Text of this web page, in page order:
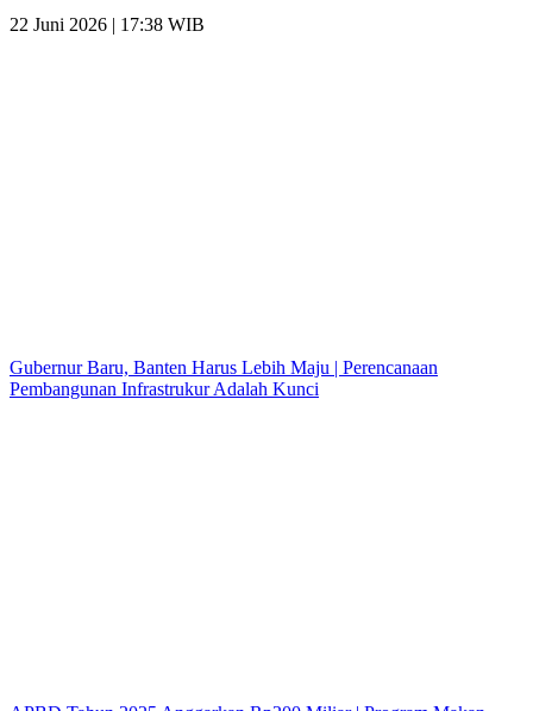
22 Juni 2026 | 17:38 WIB
Gubernur Baru, Banten Harus Lebih Maju | Perencanaan
Pembangunan Infrastrukur Adalah Kunci